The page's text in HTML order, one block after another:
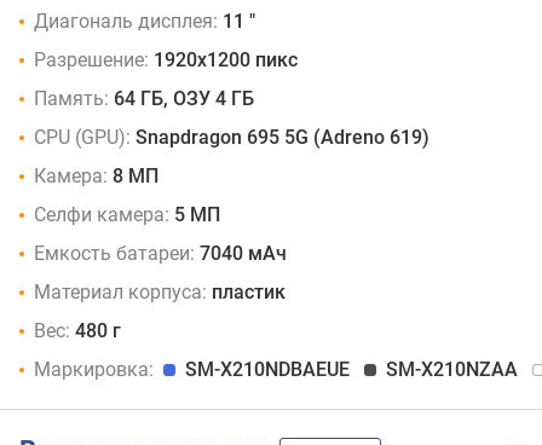
5G
128 ГБ
8
ГБ
/
8
5G
128 ГБ
256 ГБ
/
5G
Диагональ дисплея: 11 "
Разрешение: 1920x1200 пикс
Память: 64 ГБ, ОЗУ 4 ГБ
CPU (GPU): Snapdragon 695 5G (Adreno 619)
Камера: 8 МП
Селфи камера: 5 МП
Емкость батареи: 7040 мАч
Материал корпуса: пластик
Вес: 480 г
Маркировка:
SM-X210NDBAEUE SM-X210NZAA